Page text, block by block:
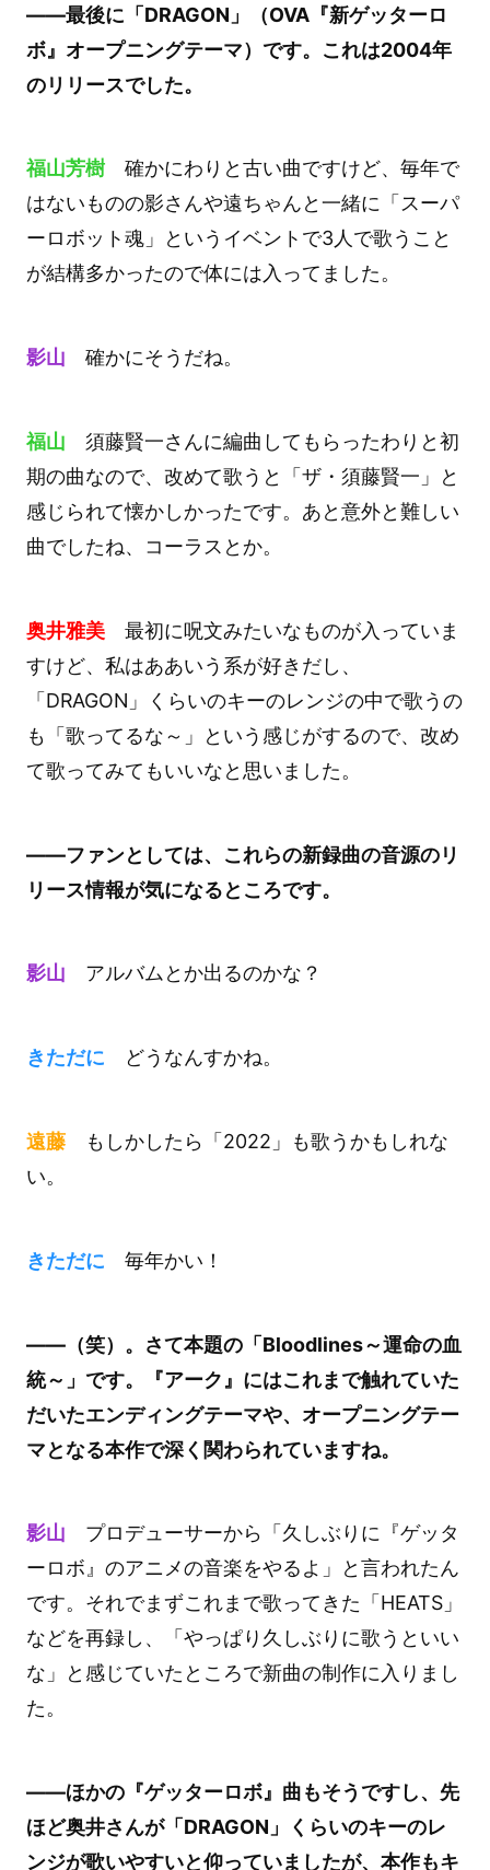
――最後に「DRAGON」（OVA『新ゲッターロ
ボ』オープニングテーマ）です。これは2004年
のリリースでした。
福山芳樹確かにわりと古い曲ですけど、毎年で
はないものの影さんや遠ちゃんと一緒に「スーパ
ーロボット魂」というイベントで3人で歌うこと
が結構多かったので体には入ってました。
影山 確かにそうだね。
福山 須藤賢一さんに編曲してもらったわりと初
期の曲なので、改めて歌うと「ザ・須藤賢一」と
感じられて懐かしかったです。あと意外と難しい
曲でしたね、コーラスとか。
奥井雅美最初に呪文みたいなものが入っていま
すけど、私はああいう系が好きだし、
「DRAGON」くらいのキーのレンジの中で歌うの
も「歌ってるな～」という感じがするので、改め
て歌ってみてもいいなと思いました。
――ファンとしては、これらの新録曲の音源のリ
リース情報が気になるところです。
影山 アルバムとか出るのかな？
きただに どうなんすかね。
遠藤もしかしたら「2022」も歌うかもしれな
い。
きただに 毎年かい！
――（笑）。さて本題の「Bloodlines～運命の血
統～」です。『アーク』にはこれまで触れていた
だいたエンディングテーマや、オープニングテー
マとなる本作で深く関わられていますね。
影山 プロデューサーから「久しぶりに『ゲッタ
ーロボ』のアニメの音楽をやるよ」と言われたん
です。それでまずこれまで歌ってきた「HEATS」
などを再録し、「やっぱり久しぶりに歌うといい
な」と感じていたところで新曲の制作に入りまし
た。
――ほかの『ゲッターロボ』曲もそうですし、先
ほど奥井さんが「DRAGON」くらいのキーのレ
ンジが歌いやすいと仰っていましたが、本作もキ